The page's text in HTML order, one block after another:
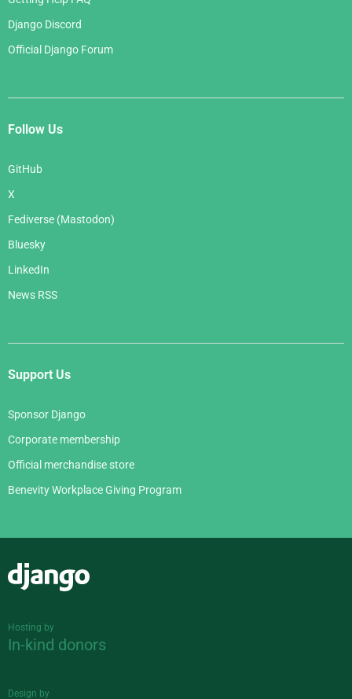
Django Discord
Official Django Forum
Follow Us
GitHub
X
Fediverse (Mastodon)
Bluesky
LinkedIn
News RSS
Support Us
Sponsor Django
Corporate membership
Official merchandise store
Benevity Workplace Giving Program
Hosting by
In-kind donors
Design by